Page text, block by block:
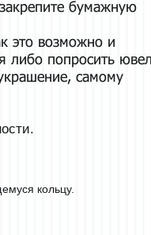
бумажную
это возможно и
либо попросить
самому
кольцу.